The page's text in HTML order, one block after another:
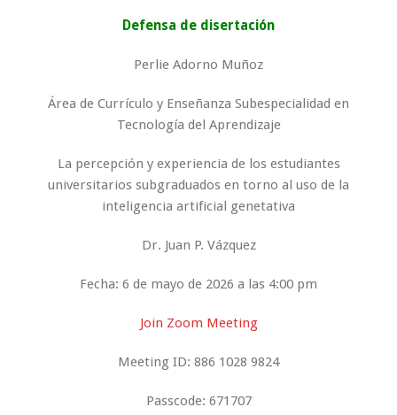
Defensa de disertación
Perlie Adorno Muñoz
Área de Currículo y Enseñanza Subespecialidad en
Tecnología del Aprendizaje
La percepción y experiencia de los estudiantes
universitarios subgraduados en torno al uso de la
inteligencia artificial genetativa
Dr. Juan P. Vázquez
Fecha: 6 de mayo de 2026 a las 4:00 pm
Join Zoom Meeting
Meeting ID: 886 1028 9824
Passcode: 671707